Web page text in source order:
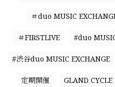
＃duo MUSIC
＃FIRSTLIVE #duo
#渋谷duo MUSIC EXCHANGE
定期開催 GLAND CYCLE